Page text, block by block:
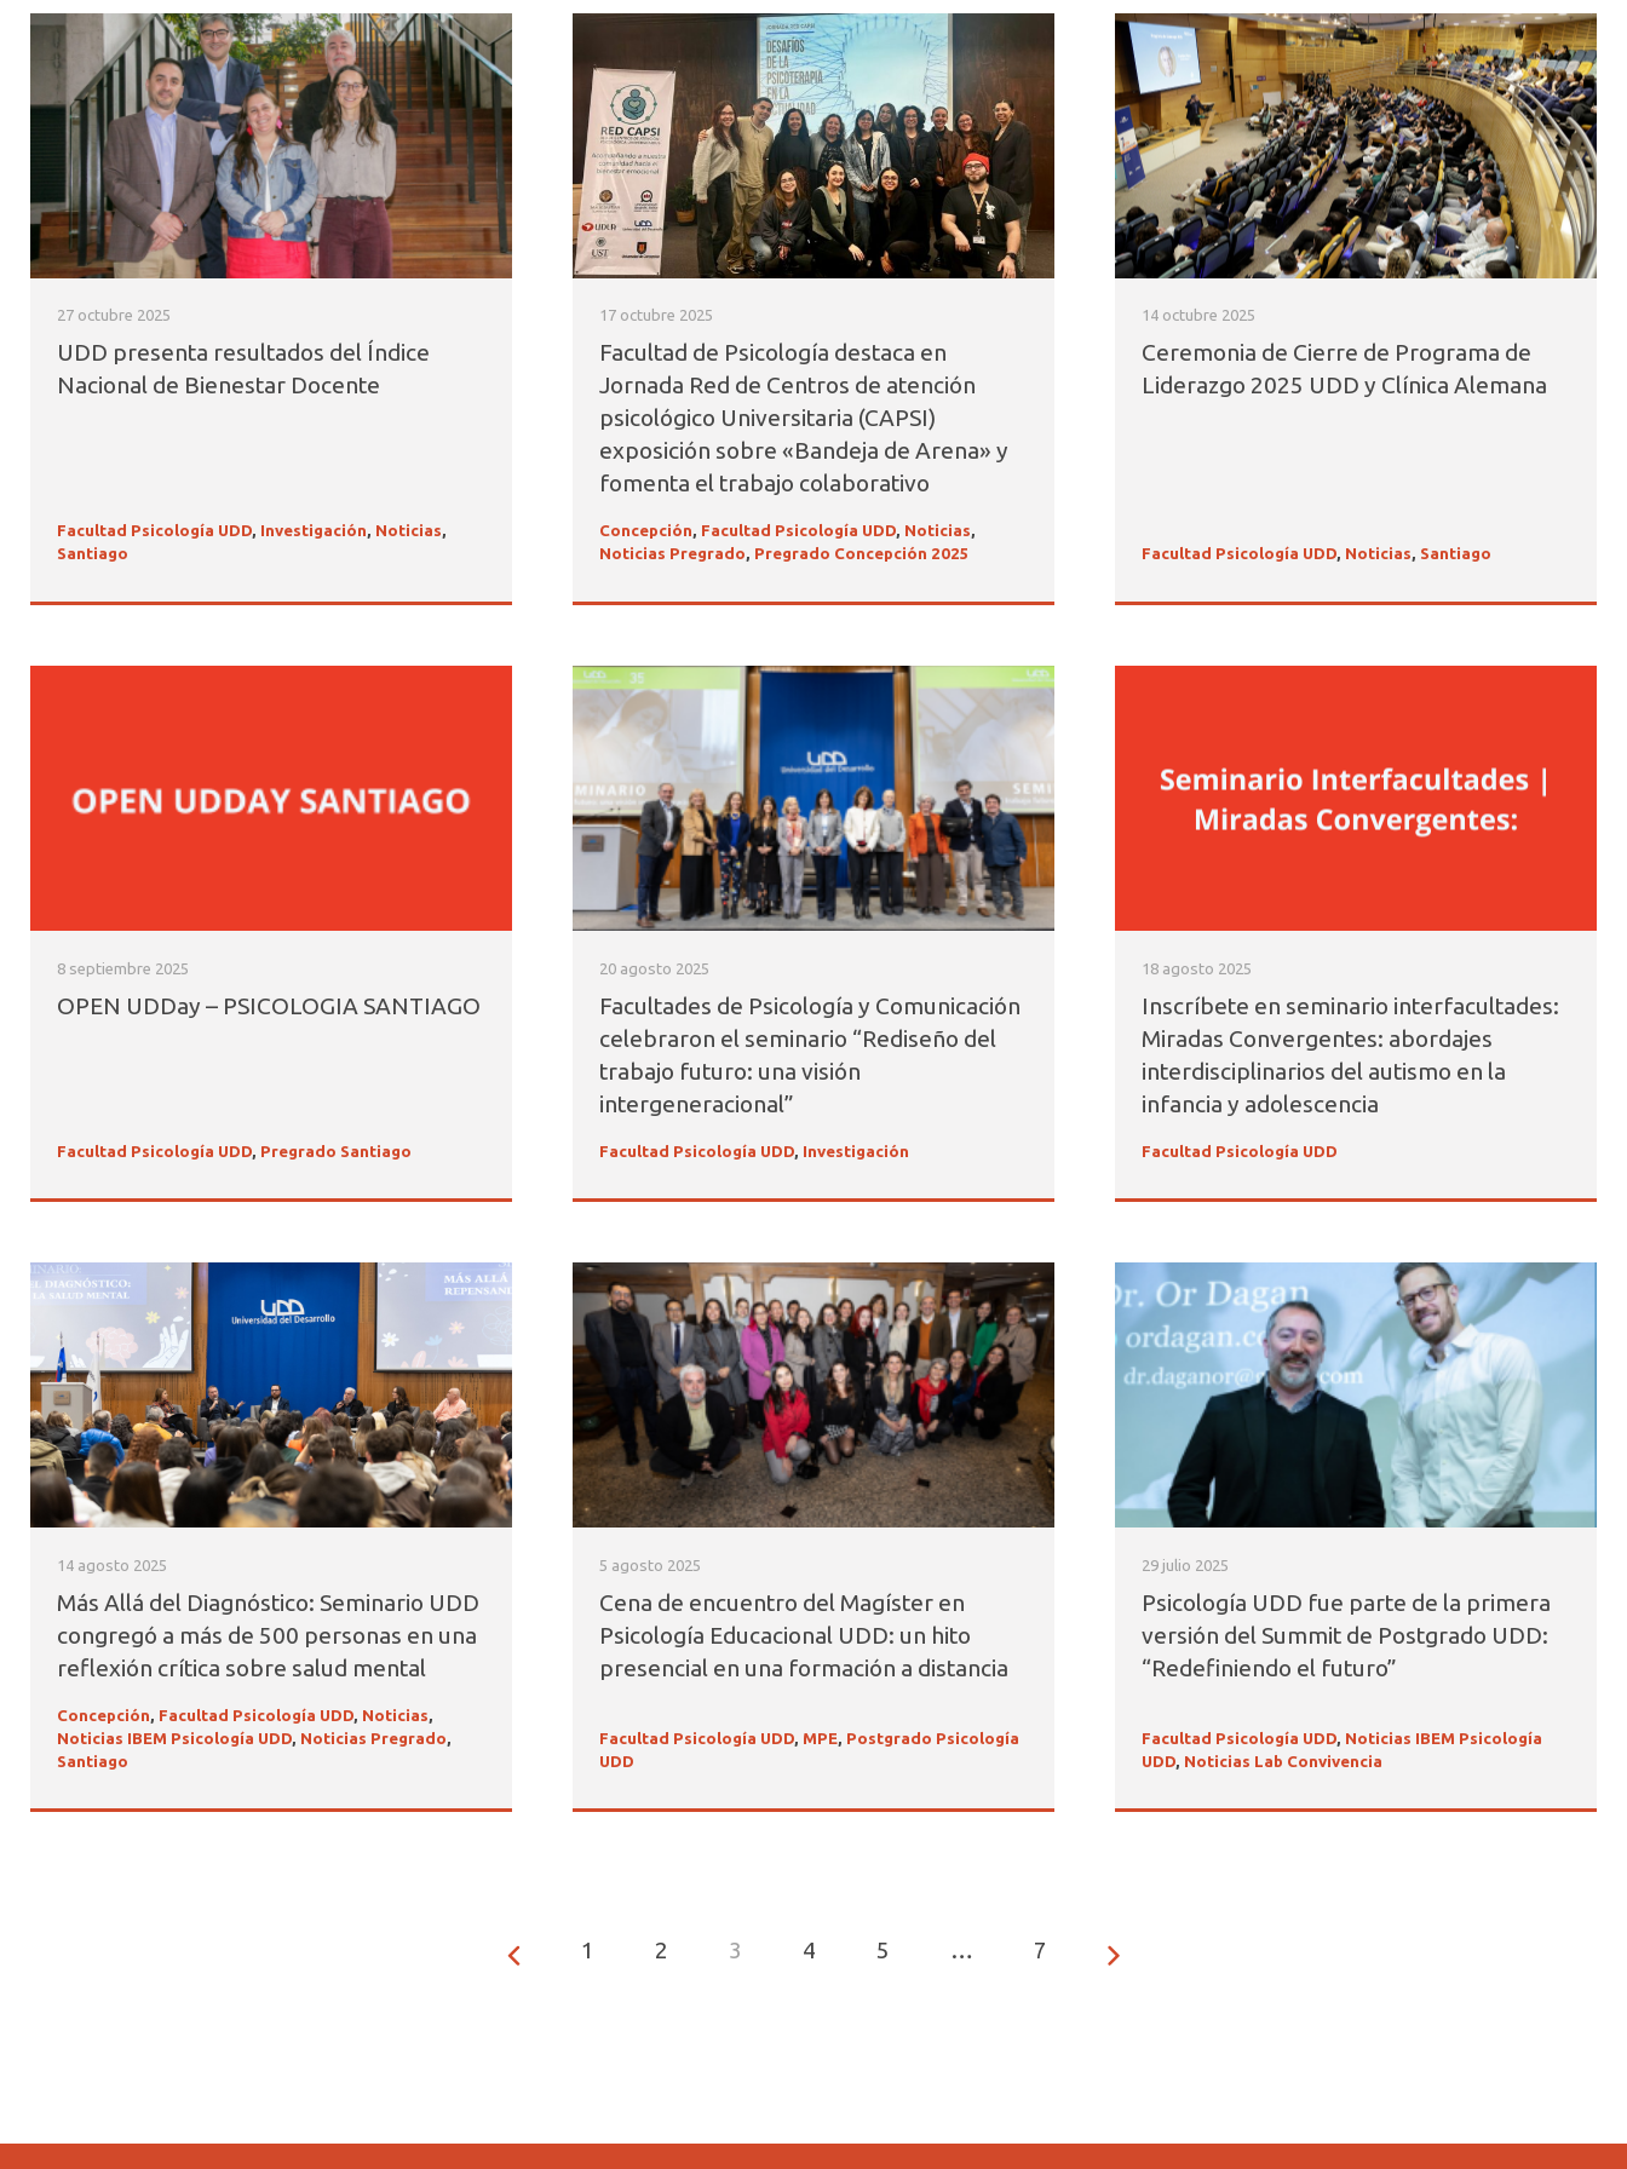
27 octubre 2025
UDD presenta resultados del Índice
Nacional de Bienestar Docente
Facultad Psicología UDD, Investigación, Noticias,
Santiago
17 octubre 2025
Facultad de Psicología destaca en
Jornada Red de Centros de atención
psicológico Universitaria (CAPSI)
exposición sobre «Bandeja de Arena» y
fomenta el trabajo colaborativo
Concepción, Facultad Psicología UDD, Noticias,
Noticias Pregrado, Pregrado Concepción 2025
14 octubre 2025
Ceremonia de Cierre de Programa de
Liderazgo 2025 UDD y Clínica Alemana
Facultad Psicología UDD, Noticias, Santiago
8 septiembre 2025
OPEN UDDay – PSICOLOGIA SANTIAGO
Facultad Psicología UDD, Pregrado Santiago
20 agosto 2025
Facultades de Psicología y Comunicación
celebraron el seminario “Rediseño del
trabajo futuro: una visión
intergeneracional”
Facultad Psicología UDD, Investigación
18 agosto 2025
Inscríbete en seminario interfacultades:
Miradas Convergentes: abordajes
interdisciplinarios del autismo en la
infancia y adolescencia
Facultad Psicología UDD
14 agosto 2025
Más Allá del Diagnóstico: Seminario UDD
congregó a más de 500 personas en una
reflexión crítica sobre salud mental
Concepción, Facultad Psicología UDD, Noticias,
Noticias IBEM Psicología UDD, Noticias Pregrado,
Santiago
5 agosto 2025
Cena de encuentro del Magíster en
Psicología Educacional UDD: un hito
presencial en una formación a distancia
Facultad Psicología UDD, MPE, Postgrado Psicología
UDD
29 julio 2025
Psicología UDD fue parte de la primera
versión del Summit de Postgrado UDD:
“Redefiniendo el futuro”
Facultad Psicología UDD, Noticias IBEM Psicología
UDD, Noticias Lab Convivencia
1 2 3 4 5 … 7